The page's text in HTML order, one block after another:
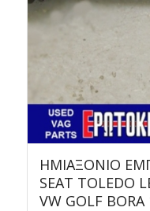
ΗΜΙΑΞΟΝΙΟ
SEAT TOLEDO
VW GOLF BORA